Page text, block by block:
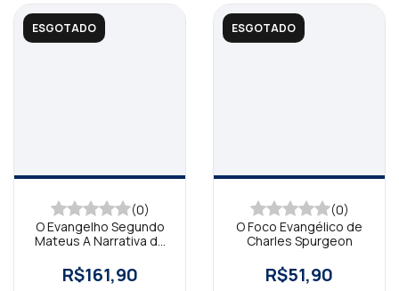
ESGOTADO
(0)
O Evangelho Segundo
Mateus A Narrativa do
R$161,90
ESGOTADO
(0)
O Foco Evangélico de
Charles Spurgeon
R$51,90